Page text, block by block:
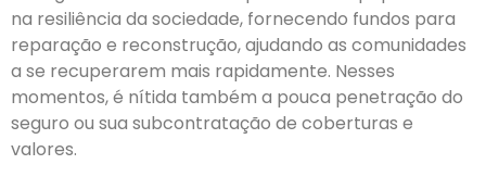
na resiliência da sociedade, fornecendo fundos para
reparação e reconstrução, ajudando as comunidades
a se recuperarem mais rapidamente. Nesses
momentos, é nítida também a pouca penetração do
seguro ou sua subcontratação de coberturas e
valores.